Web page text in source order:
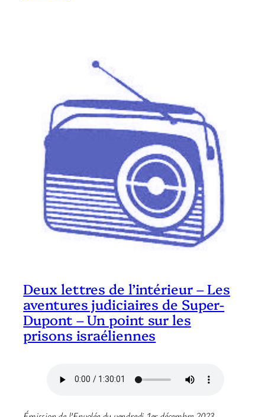
Deux lettres de l’intérieur – Les
aventures judiciaires de Super-
Dupont – Un point sur les
prisons israéliennes